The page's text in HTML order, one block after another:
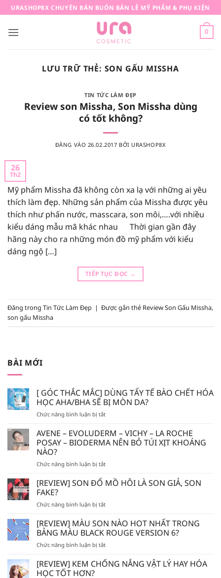
qua
nội
URASHOP8X CHUYÊN BÁN BUÔN BÁN LẺ MỸ PHẨM & PHỤ KIỆN
0
LƯU TRỮ THẺ: SON GẤU MISSHA
TIN TỨC LÀM ĐẸP
Review son Missha, Son Missha dùng
có tốt không?
ĐĂNG VÀO 26.02.2017 BỞI URASHOP8X
26
Th2
Mỹ phẩm Missha đã không còn xa lạ với những ai yêu
thích làm đẹp. Những sản phẩm của Missha được yêu
thích như phấn nước, masscara, son môi,….với nhiều
kiểu dáng mẫu mã khác nhau Thời gian gần đây
hãng này cho ra những món đồ mỹ phẩm với kiểu
dáng ngộ […]
TIẾP TỤC ĐỌC →
Đăng trong Tin Tức Làm Đẹp | Được gắn thẻ Review Son Gấu Missha,
son gấu Missha
BÀI MỚI
[ GÓC THẮC MẮC] DÙNG TẨY TẾ BÀO CHẾT HÓA
HỌC AHA/BHA SẼ BỊ MÒN DA?
Chức năng bình luận bị tắtở
GÓC
THẮC
MẮC]
TẨY
BÀO
HỌC
SẼ
BỊ
DA?
AVENE – EVOLUDERM – VICHY – LA ROCHE
POSAY – BIODERMA NÊN BỎ TÚI XỊT KHOÁNG
NÀO?
Chức năng bình luận bị tắtở
–
EVOLUDERM
VICHY
LA
ROCHE
–
NÊN
[REVIEW] SON ĐỔ MỒ HÔI LÀ SON GIẢ, SON
FAKE?
Chức năng bình luận bị tắtở
SON
ĐỔ
MỒ
HÔI
SON
[REVIEW] MÀU SON NÀO HOT NHẤT TRONG
BẢNG MÀU BLACK ROUGE VERSION 6?
Chức năng bình luận bị tắtở
MÀU
[REVIEW] KEM CHỐNG NẮNG VẬT LÝ HAY HÓA
HỌC TỐT HƠN?